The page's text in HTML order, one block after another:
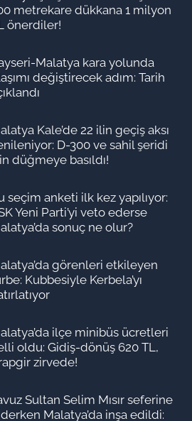
metrekare dükkana 1 milyon
önerdiler!
Malatya kara yolunda
değiştirecek adım: Tarih
Kale’de 22 ilin geçiş aksı
D-300 ve sahil şeridi
düğmeye basıldı!
seçim anketi ilk kez yapılıyor:
Yeni Parti’yi veto ederse
sonuç ne olur?
görenleri etkileyen
Kubbesiyle Kerbela’yı
ilçe minibüs ücretleri
oldu: Gidiş-dönüş 620 TL,
zirvede!
Sultan Selim Mısır seferine
Malatya’da inşa edildi: